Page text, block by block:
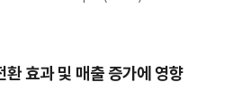
효과 및 매출 증가에 영향